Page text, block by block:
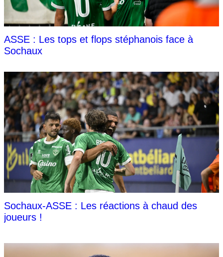
ASSE : Les tops et flops stéphanois face à
Sochaux
Sochaux-ASSE : Les réactions à chaud des
joueurs !